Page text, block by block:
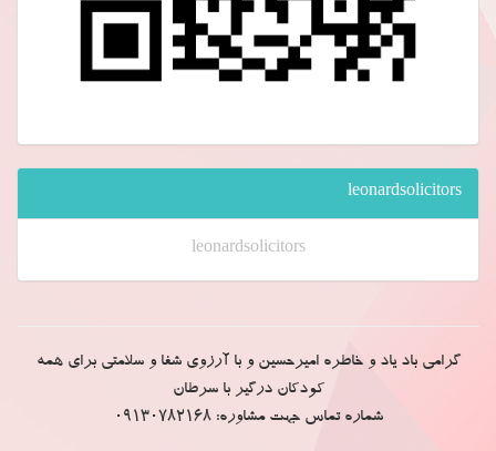
leonardsolicitors
leonardsolicitors
گرامی باد یاد و خاطره امیرحسین و با آرزوی شفا و سلامتی برای همه
کودکان درگیر با سرطان
شماره تماس جهت مشاوره: 09130782168